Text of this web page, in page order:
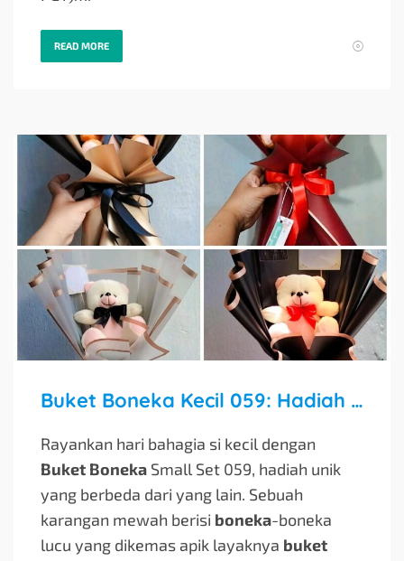
READ MORE
Buket Boneka Kecil 059: Hadiah Spesial untuk Momen Istimewanya
Rayankan hari bahagia si kecil dengan
Buket Boneka Small Set 059, hadiah unik
yang berbeda dari yang lain. Sebuah
karangan mewah berisi boneka-boneka
lucu yang dikemas apik layaknya buket